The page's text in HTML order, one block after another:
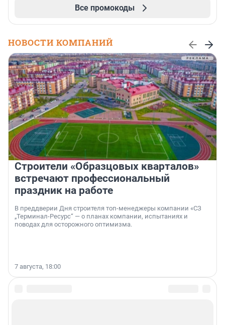
Все промокоды
НОВОСТИ КОМПАНИЙ
Строители «Образцовых кварталов»
встречают профессиональный
праздник на работе
В преддверии Дня строителя топ-менеджеры компании «СЗ
„Терминал-Ресурс“ — о планах компании, испытаниях и
поводах для осторожного оптимизма.
7 августа, 18:00